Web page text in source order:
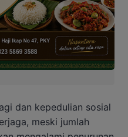
dan kepedulian sosial
meski jumlah